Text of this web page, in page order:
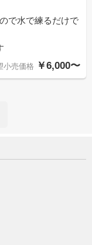
で水で練るだけで
小売価格 ￥6,000〜